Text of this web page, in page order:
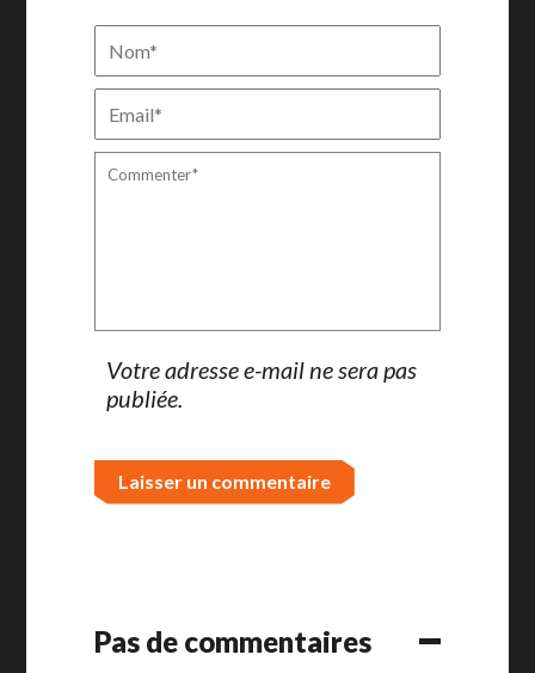
Votre adresse e-mail ne sera pas
publiée.
Pas de commentaires